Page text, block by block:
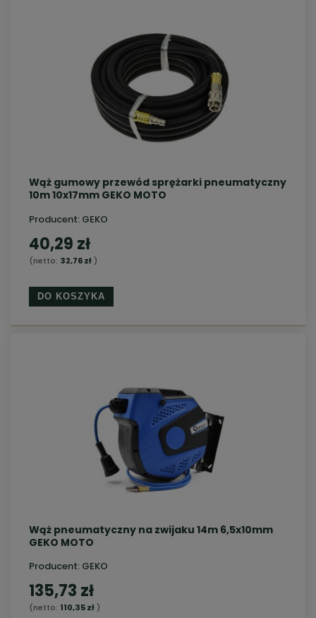
Wąż gumowy przewód sprężarki pneumatyczny
10m 10x17mm GEKO MOTO
Producent: GEKO
40,29 zł
(netto: 32,76 zł)
DO KOSZYKA
Wąż pneumatyczny na zwijaku 14m 6,5x10mm
GEKO MOTO
Producent: GEKO
135,73 zł
(netto: 110,35 zł)